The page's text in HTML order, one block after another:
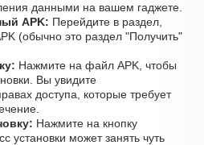
данными на вашем гаджете.
APK: Перейдите в раздел,
(обычно это раздел "Получить"
Нажмите на файл APK, чтобы
Вы увидите
доступа, которые требует
Нажмите на кнопку
установки может занять чуть